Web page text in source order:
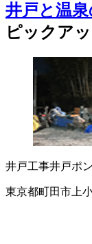
井戸と温
ピックア
井戸工事井戸ポ
東京都町田市上